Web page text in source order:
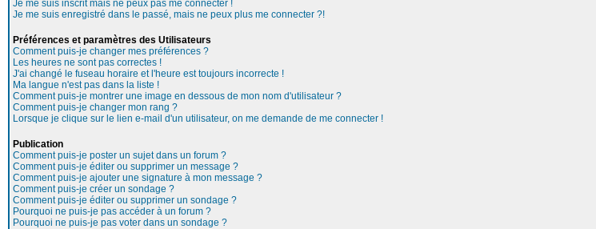
Je me suis inscrit mais ne peux pas me connecter !
Je me suis enregistré dans le passé, mais ne peux plus me connecter ?!
Préférences et paramètres des Utilisateurs
Comment puis-je changer mes préférences ?
Les heures ne sont pas correctes !
J'ai changé le fuseau horaire et l'heure est toujours incorrecte !
Ma langue n'est pas dans la liste !
Comment puis-je montrer une image en dessous de mon nom d'utilisateur ?
Comment puis-je changer mon rang ?
Lorsque je clique sur le lien e-mail d'un utilisateur, on me demande de me connecter !
Publication
Comment puis-je poster un sujet dans un forum ?
Comment puis-je éditer ou supprimer un message ?
Comment puis-je ajouter une signature à mon message ?
Comment puis-je créer un sondage ?
Comment puis-je éditer ou supprimer un sondage ?
Pourquoi ne puis-je pas accéder à un forum ?
Pourquoi ne puis-je pas voter dans un sondage ?